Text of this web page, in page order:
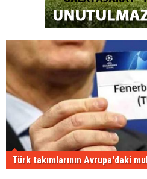
Türk takımlarının Avrupa'daki